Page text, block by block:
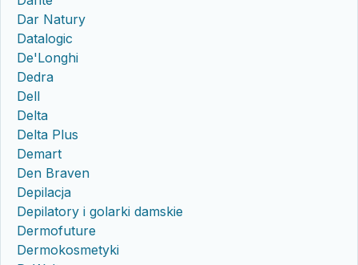
Dar Natury
Datalogic
De'Longhi
Dedra
Dell
Delta
Delta Plus
Demart
Den Braven
Depilacja
Depilatory i golarki damskie
Dermofuture
Dermokosmetyki